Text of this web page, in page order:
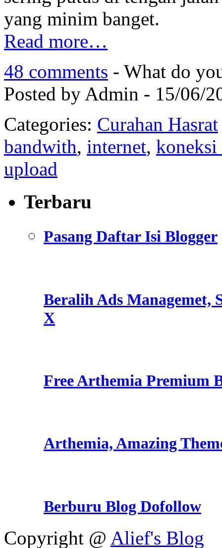
yang minim banget.
Read more…
48 comments - What do
Posted by Admin - 15/06/
Categories: Curahan Hasrat
bandwith, internet,
upload
Terbaru
Pasang Daftar Isi Blogger
Beralih Ads Managemet,
X
Free Arthemia Premium
Arthemia, Amazing
Berburu Blog Dofollow
Copyright @ Alief's Blog